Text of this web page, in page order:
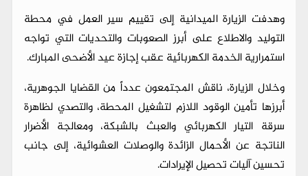
وهدفت الزيارة الميدانية إلى تقييم سير العمل في محطة
التوليد والاطلاع على أبرز الصعوبات والتحديات التي تواجه
استمرارية الخدمة الكهربائية عقب إجازة عيد الأضحى المبارك.
وخلال الزيارة، ناقش المجتمعون عدداً من القضايا الجوهرية،
أبرزها تأمين الوقود اللازم لتشغيل المحطة، والتصدي لظاهرة
سرقة التيار الكهربائي والعبث بالشبكة، ومعالجة الأضرار
الناتجة عن الأحمال الزائدة والوصلات العشوائية، إلى جانب
تحسين آليات تحصيل الإيرادات.